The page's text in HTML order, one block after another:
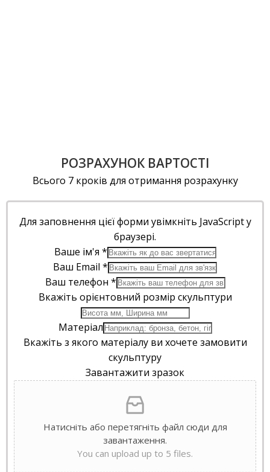
РОЗРАХУНОК ВАРТОСТІ
Всього 7 кроків для отримання розрахунку
Для заповнення цієї форми увімкніть JavaScript у
браузері.
Ваше ім'я *
Ваш Email *
Ваш телефон *
Вкажіть орієнтовний розмір скульптури
Матеріал
Вкажіть з якого матеріалу ви хочете замовити
скульптуру
Завантажити зразок
Натисніть або перетягніть файл сюди для
завантаження.
You can upload up to 5 files.